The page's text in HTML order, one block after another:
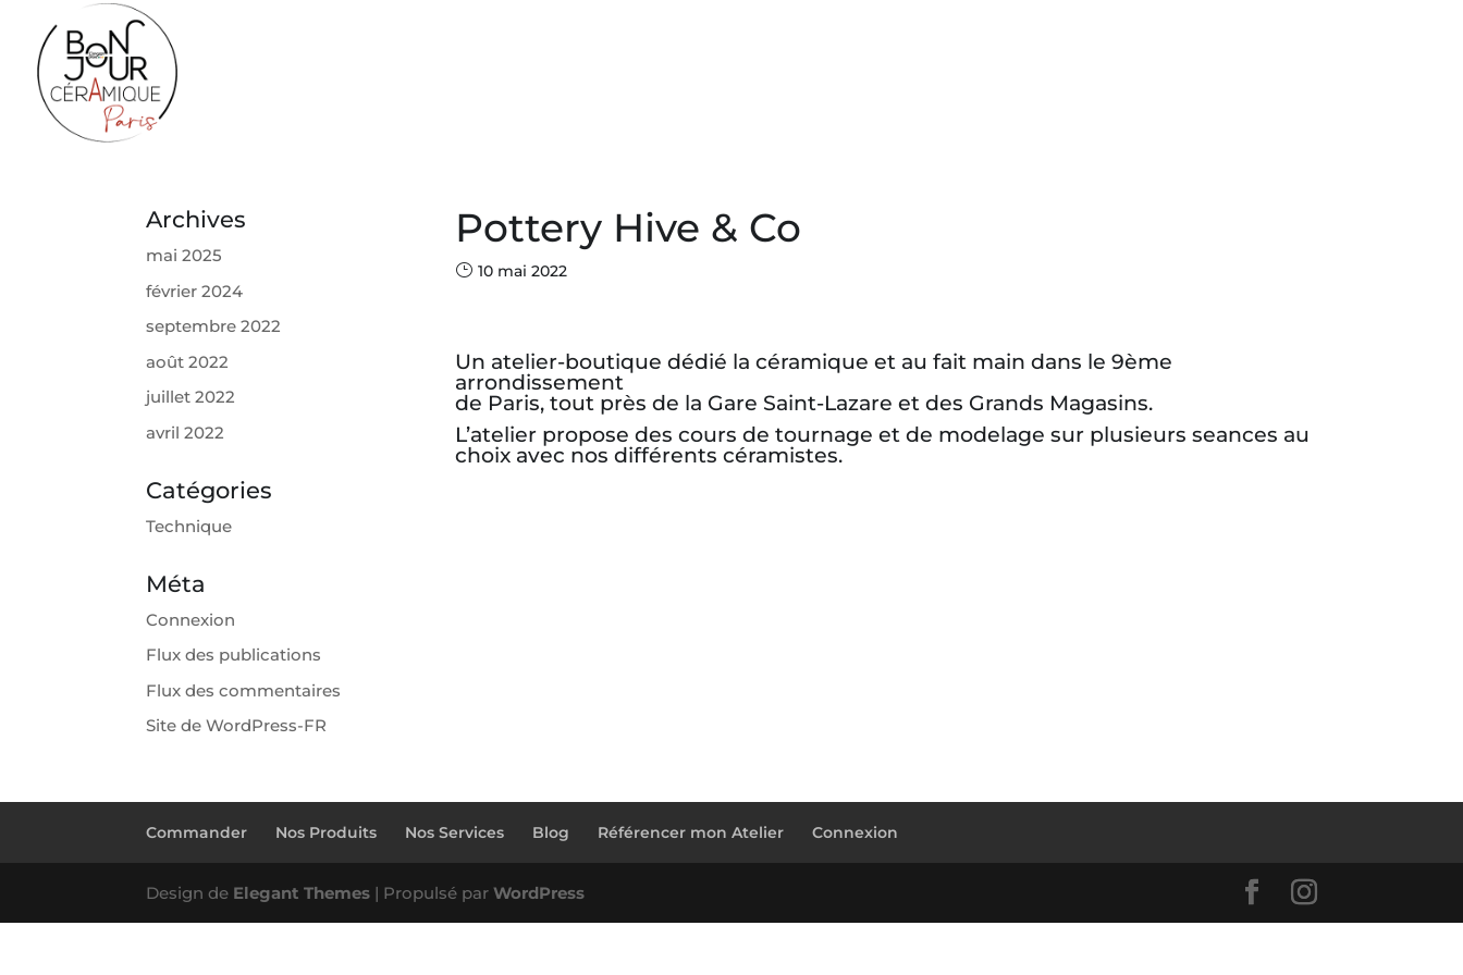
Pottery Hive & Co
10 mai 2022
Un atelier-boutique dédié la céramique et au fait main dans le 9ème
arrondissement
de Paris, tout près de la Gare Saint-Lazare et des Grands Magasins.
L’atelier propose des cours de tournage et de modelage sur plusieurs seances au
choix avec nos différents céramistes.
Archives
mai 2025
février 2024
septembre 2022
août 2022
juillet 2022
avril 2022
Catégories
Technique
Méta
Connexion
Flux des publications
Flux des commentaires
Site de WordPress-FR
Commander Nos Produits Nos Services Blog Référencer mon Atelier Connexion
Design de Elegant Themes | Propulsé parWordPress